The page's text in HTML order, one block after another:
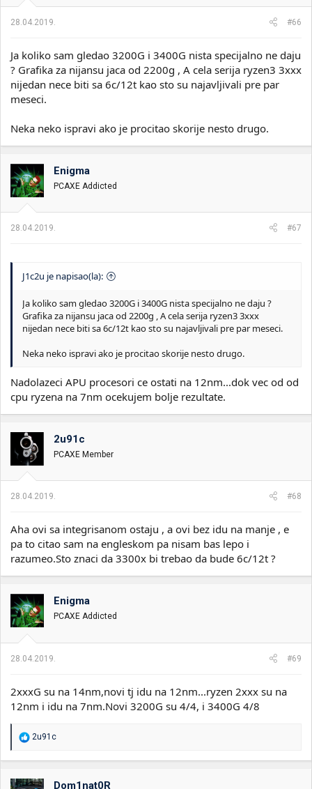
28.04.2019. #66
Ja koliko sam gledao 3200G i 3400G nista specijalno ne daju
? Grafika za nijansu jaca od 2200g , A cela serija ryzen3 3xxx
nijedan nece biti sa 6c/12t kao sto su najavljivali pre par
meseci.
Neka neko ispravi ako je procitao skorije nesto drugo.
Enigma
PCAXE Addicted
28.04.2019. #67
J1c2u je napisao(la):
Ja koliko sam gledao 3200G i 3400G nista specijalno ne daju ?
Grafika za nijansu jaca od 2200g , A cela serija ryzen3 3xxx
nijedan nece biti sa 6c/12t kao sto su najavljivali pre par meseci.
Neka neko ispravi ako je procitao skorije nesto drugo.
Nadolazeci APU procesori ce ostati na 12nm...dok vec od od
cpu ryzena na 7nm ocekujem bolje rezultate.
2u91c
PCAXE Member
28.04.2019. #68
Aha ovi sa integrisanom ostaju , a ovi bez idu na manje , e
pa to citao sam na engleskom pa nisam bas lepo i
razumeo.Sto znaci da 3300x bi trebao da bude 6c/12t ?
Enigma
PCAXE Addicted
28.04.2019. #69
2xxxG su na 14nm,novi tj idu na 12nm...ryzen 2xxx su na
12nm i idu na 7nm.Novi 3200G su 4/4, i 3400G 4/8
R
o
2u91c
Dom1nat0R